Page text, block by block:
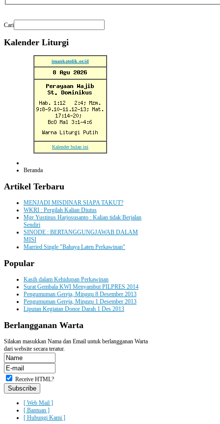
Cari
Kalender Liturgi
imankatolik.or.id
Kalender bulan ini
Beranda
Artikel Terbaru
MENJADI MISDINAR SIAPA TAKUT?
WKRI : Pergilah Kalian Diutus
Mgr Yustinus Harjosusanto : Kalian tidak Berjalan
Sendiri
SINODE : BERTANGGUNGJAWAB DALAM
MISI
Married Single "Bahaya Laten Perkawinan"
Popular
Kasih dalam Kehidupan Perkawinan
Surat Gembala KWI Menyambut PILPRES 2014
Pengumuman Gereja, Minggu 8 Desember 2013
Pengumuman Gereja, Minggu 1 Desember 2013
Liputan Kegiatan Donor Darah 1 Des 2013
Berlangganan Warta
Silakan masukkan Nama dan Email untuk berlangganan Warta
dari website secara teratur.
Receive HTML?
[ Web Mail ]
[ Bantuan ]
[ Hubungi Kami ]